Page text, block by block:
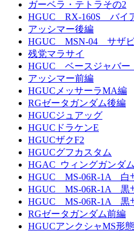
ガーベラ・テトラその2
HGUC RX-160S バイ
アッシマー後編
HGUC MSN-04 サザ
残党マラサイ
HGUC ベースジャバ
アッシマー前編
HGUCメッサーラMA編
RGゼータガンダム後編
HGUCジュアッグ
HGUCドラケンE
HGUCザクF2
HGUCグフカスタム
HGAC_ウィングガンダ
HGUC MS-06R-1A 白
HGUC MS-06R-1A 黒
HGUC MS-06R-1A 黒
RGゼータガンダム前編
HGUCアンクシャMS形態